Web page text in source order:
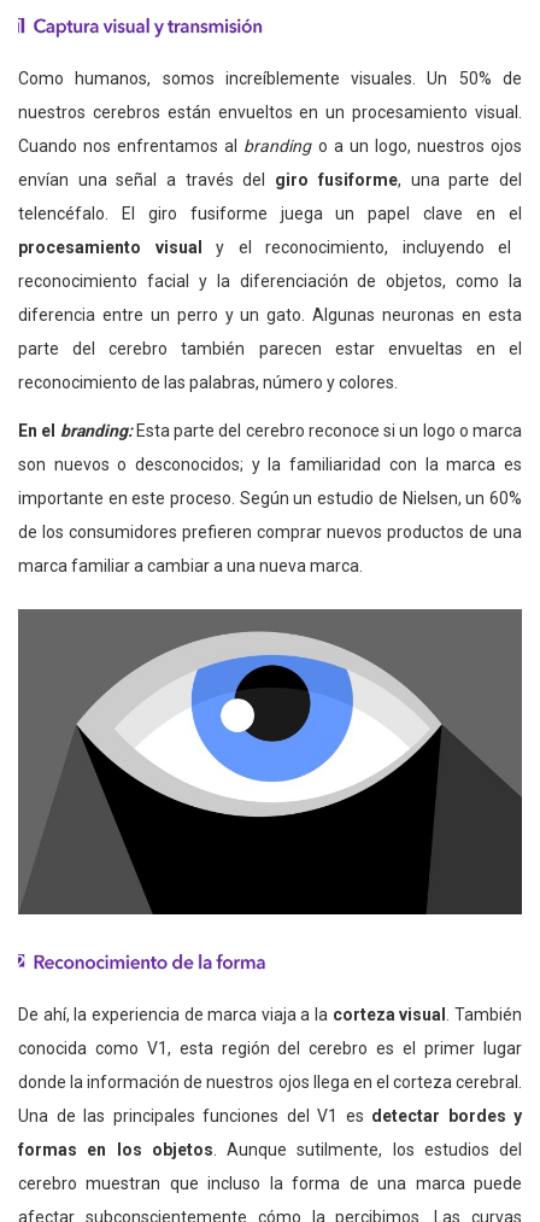
Como humanos, somos increíblemente visuales. Un 50% de
nuestros cerebros están envueltos en un procesamiento visual.
Cuando nos enfrentamos al brandingo a un logo, nuestros ojos
envían una señal a través del giro fusiforme, una parte del
telencéfalo. El giro fusiforme juega un papel clave en el
procesamiento visual
y el reconocimiento, incluyendo el
reconocimiento facial y la diferenciación de objetos, como la
diferencia entre un perro y un gato. Algunas neuronas en esta
parte del cerebro también parecen estar envueltas en el
reconocimiento de las palabras, número y colores.
En el branding:Esta parte del cerebro reconoce si un logo o marca
son nuevos o desconocidos; y la familiaridad con la marca es
importante en este proceso. Según un estudio de Nielsen, un 60%
de los consumidores prefieren comprar nuevos productos de una
marca familiar a cambiar a una nueva marca.
De ahí, la experiencia de marca viaja a la corteza visual
. También
conocida como V1, esta región del cerebro es el primer lugar
donde la información de nuestros ojos llega en el corteza cerebral.
Una de las principales funciones del V1 es detectar bordes y
formas en los objetos . Aunque sutilmente, los estudios del
cerebro muestran que incluso la forma de una marca puede
afectar subconscientemente cómo la percibimos. Las curvas